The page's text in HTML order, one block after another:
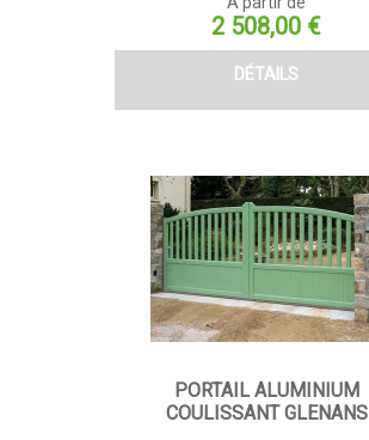
Prix
2 508,00 €
DÉTAILS
PORTAIL ALUMINIUM
COULISSANT GLENANS